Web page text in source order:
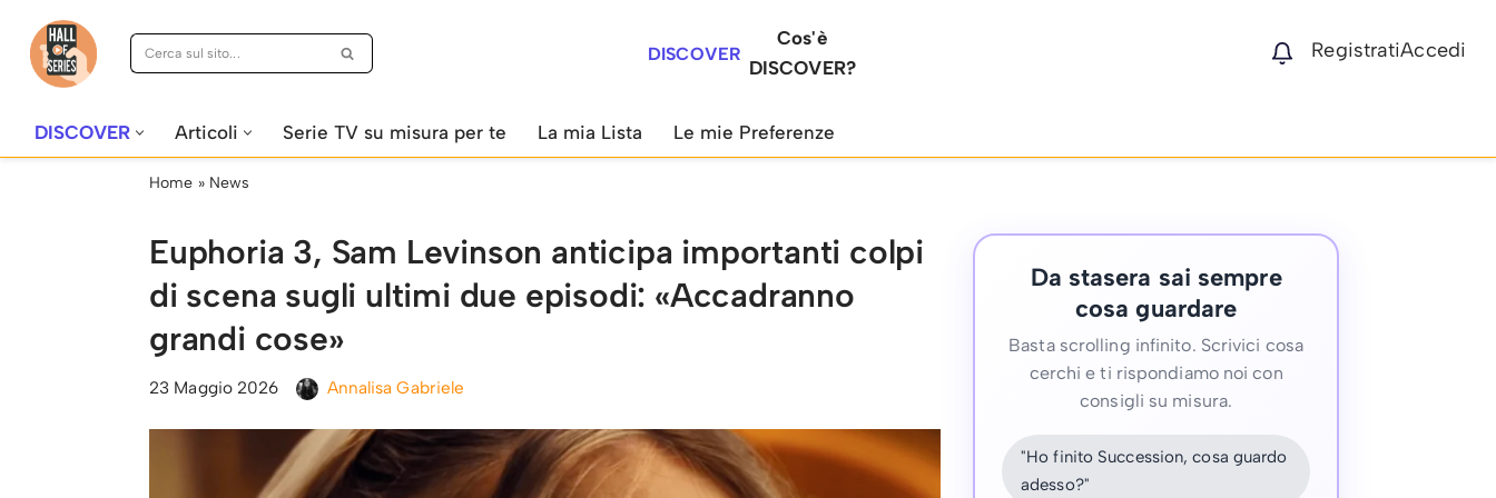
Vai
DISCOVER
Cos'è
DISCOVER?
RegistratiAccedi
DISCOVER Articoli Serie TV su misura per te La mia Lista Le mie Preferenze
Home » News
Euphoria 3, Sam Levinson anticipa importanti colpi
di scena sugli ultimi due episodi: «Accadranno
grandi cose»
23 Maggio 2026 Annalisa Gabriele
Da stasera sai sempre
cosa guardare
Basta scrolling infinito. Scrivici cosa
cerchi e ti rispondiamo noi con
consigli su misura.
"Ho finito Succession, cosa guardo
adesso?"